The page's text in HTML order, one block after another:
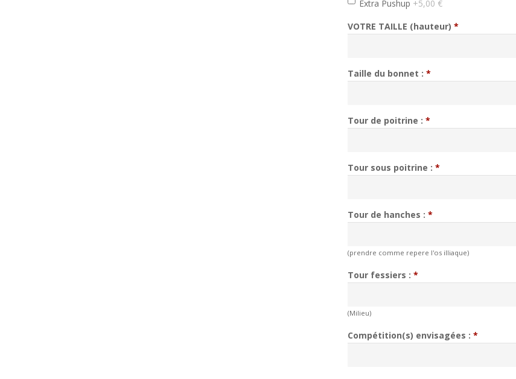
Extra Pushup +5,00 €
VOTRE TAILLE (hauteur) *
Taille du bonnet : *
Tour de poitrine : *
Tour sous poitrine : *
Tour de hanches : *
(prendre comme repere l'os illiaque)
Tour fessiers : *
(Milieu)
Compétition(s) envisagées : *